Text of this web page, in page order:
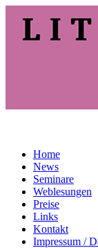
Home
News
Seminare
Weblesungen
Preise
Links
Kontakt
Impressum /